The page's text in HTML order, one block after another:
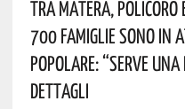
Tra Matera, Policoro
700 Famiglie Sono In
Popolare: “serve
Dettagli